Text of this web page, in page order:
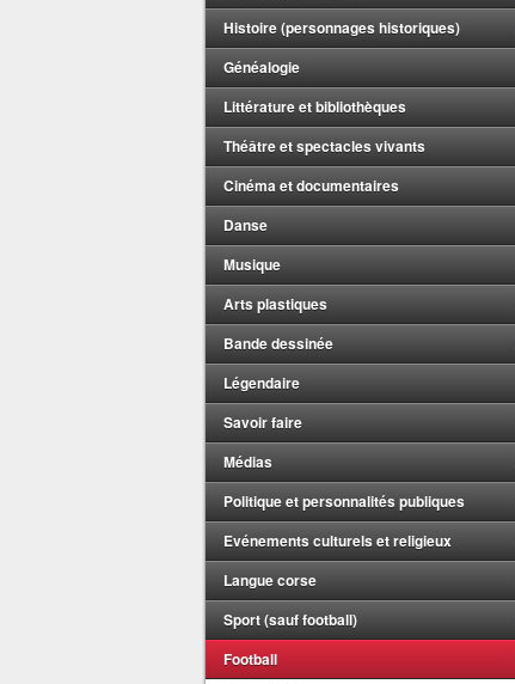
Histoire (personnages historiques)
Généalogie
Littérature et bibliothèques
Théâtre et spectacles vivants
Cinéma et documentaires
Danse
Musique
Arts plastiques
Bande dessinée
Légendaire
Savoir faire
Médias
Politique et personnalités publiques
Evénements culturels et religieux
Langue corse
Sport (sauf football)
Football